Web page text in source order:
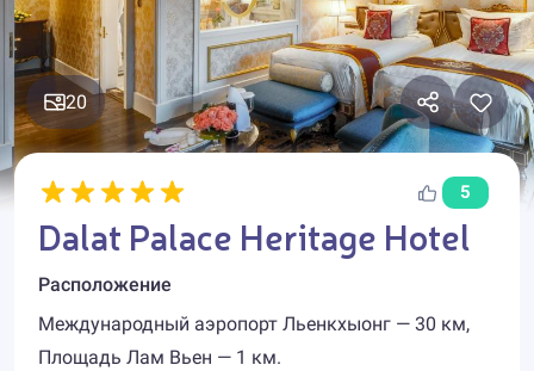
20
5
Dalat Palace Heritage Hotel
Расположение
Международный аэропорт Льенкхыонг — 30 км,
Площадь Лам Вьен — 1 км.